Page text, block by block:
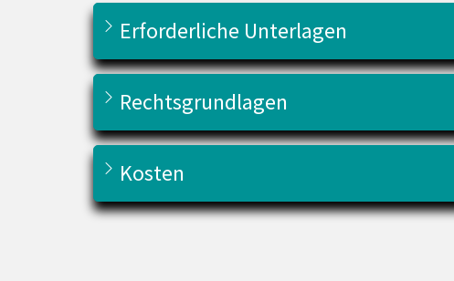
Erforderliche Unterlagen
Rechtsgrundlagen
Kosten